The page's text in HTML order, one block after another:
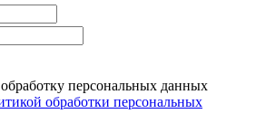
персональных данных
обработки персональных